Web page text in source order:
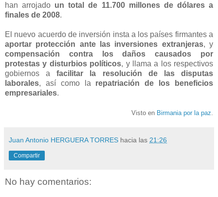
han arrojado un total de 11.700 millones de dólares a
finales de 2008.
El nuevo acuerdo de inversión insta a los países firmantes a
aportar protección ante las inversiones extranjeras, y
compensación contra los daños causados por
protestas y disturbios políticos, y llama a los respectivos
gobiernos afacilitar la resolución de las disputas
laborales, así como la repatriación de los beneficios
empresariales.
Visto en Birmania por la paz
Juan Antonio HERGUERA TORRES hacia las 21:26
Compartir
No hay comentarios: